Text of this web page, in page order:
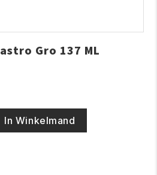
Gro 137 ML
In Winkelmand